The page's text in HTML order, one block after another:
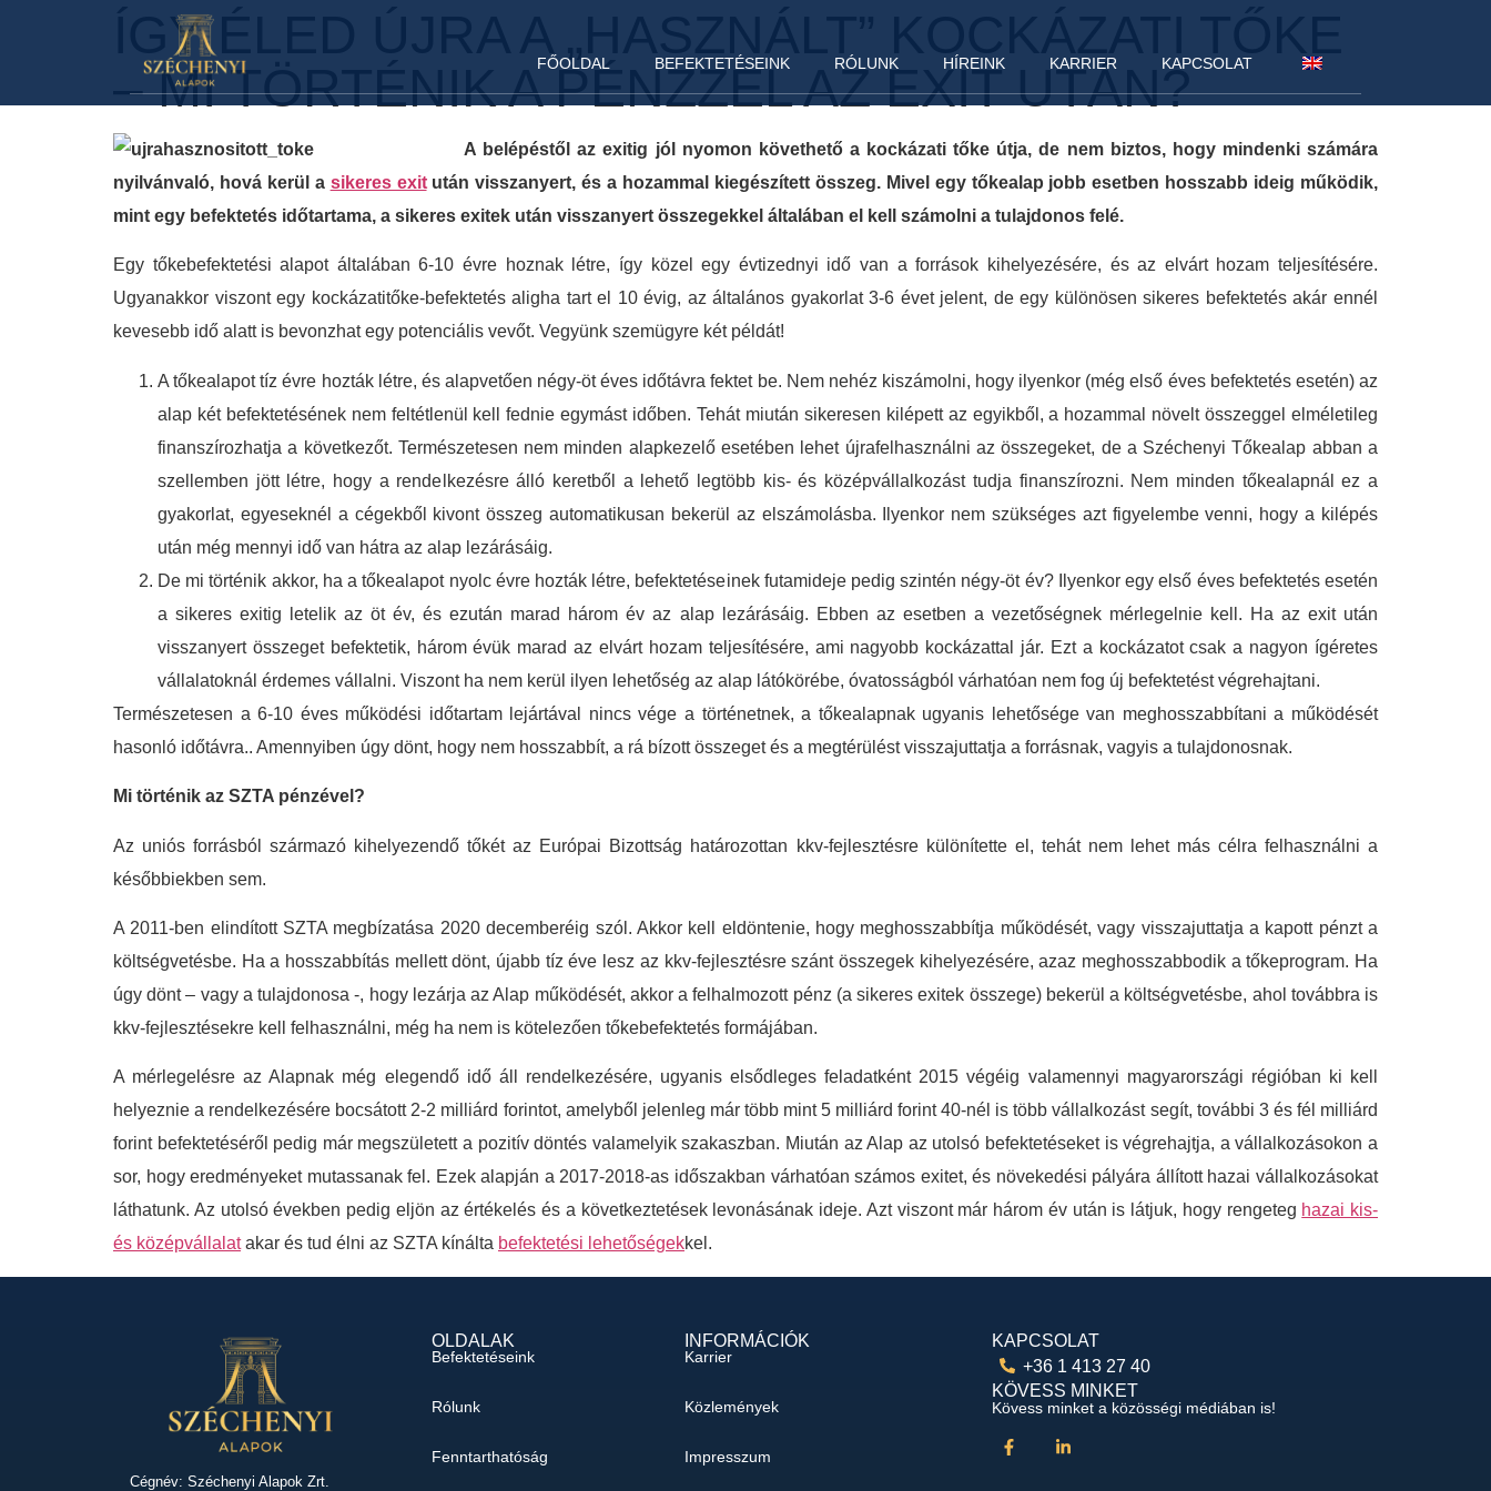
FŐOLDAL BEFEKTETÉSEINK RÓLUNK HÍREINK KARRIER KAPCSOLAT
ÍGY ÉLED ÚJRA A „HASZNÁLT” KOCKÁZATI TŐKE
– MI TÖRTÉNIK A PÉNZZEL AZ EXIT UTÁN?
A belépéstől az exitig jól nyomon követhető a kockázati tőke útja, de nem biztos, hogy mindenki számára
nyilvánvaló, hová kerül a sikeres exitután visszanyert, és a hozammal kiegészített összeg. Mivel egy tőkealap jobb esetben hosszabb ideig működik,
mint egy befektetés időtartama, a sikeres exitek után visszanyert összegekkel általában el kell számolni a tulajdonos felé.
Egy tőkebefektetési alapot általában 6-10 évre hoznak létre, így közel egy évtizednyi idő van a források kihelyezésére, és az elvárt hozam teljesítésére.
Ugyanakkor viszont egy kockázatitőke-befektetés aligha tart el 10 évig, az általános gyakorlat 3-6 évet jelent, de egy különösen sikeres befektetés akár ennél
kevesebb idő alatt is bevonzhat egy potenciális vevőt. Vegyünk szemügyre két példát!
A tőkealapot tíz évre hozták létre, és alapvetően négy-öt éves időtávra fektet be. Nem nehéz kiszámolni, hogy ilyenkor (még első éves befektetés esetén) az
alap két befektetésének nem feltétlenül kell fednie egymást időben. Tehát miután sikeresen kilépett az egyikből, a hozammal növelt összeggel elméletileg
finanszírozhatja a következőt. Természetesen nem minden alapkezelő esetében lehet újrafelhasználni az összegeket, de a Széchenyi Tőkealap abban a
szellemben jött létre, hogy a rendelkezésre álló keretből a lehető legtöbb kis- és középvállalkozást tudja finanszírozni. Nem minden tőkealapnál ez a
gyakorlat, egyeseknél a cégekből kivont összeg automatikusan bekerül az elszámolásba. Ilyenkor nem szükséges azt figyelembe venni, hogy a kilépés
után még mennyi idő van hátra az alap lezárásáig.
De mi történik akkor, ha a tőkealapot nyolc évre hozták létre, befektetéseinek futamideje pedig szintén négy-öt év? Ilyenkor egy első éves befektetés esetén
a sikeres exitig letelik az öt év, és ezután marad három év az alap lezárásáig. Ebben az esetben a vezetőségnek mérlegelnie kell. Ha az exit után
visszanyert összeget befektetik, három évük marad az elvárt hozam teljesítésére, ami nagyobb kockázattal jár. Ezt a kockázatot csak a nagyon ígéretes
vállalatoknál érdemes vállalni. Viszont ha nem kerül ilyen lehetőség az alap látókörébe, óvatosságból várhatóan nem fog új befektetést végrehajtani.
Természetesen a 6-10 éves működési időtartam lejártával nincs vége a történetnek, a tőkealapnak ugyanis lehetősége van meghosszabbítani a működését
hasonló időtávra.. Amennyiben úgy dönt, hogy nem hosszabbít, a rá bízott összeget és a megtérülést visszajuttatja a forrásnak, vagyis a tulajdonosnak.
Mi történik az SZTA pénzével?
Az uniós forrásból származó kihelyezendő tőkét az Európai Bizottság határozottan kkv-fejlesztésre különítette el, tehát nem lehet más célra felhasználni a
későbbiekben sem.
A 2011-ben elindított SZTA megbízatása 2020 decemberéig szól. Akkor kell eldöntenie, hogy meghosszabbítja működését, vagy visszajuttatja a kapott pénzt a
költségvetésbe. Ha a hosszabbítás mellett dönt, újabb tíz éve lesz az kkv-fejlesztésre szánt összegek kihelyezésére, azaz meghosszabbodik a tőkeprogram. Ha
úgy dönt – vagy a tulajdonosa -, hogy lezárja az Alap működését, akkor a felhalmozott pénz (a sikeres exitek összege) bekerül a költségvetésbe, ahol továbbra is
kkv-fejlesztésekre kell felhasználni, még ha nem is kötelezően tőkebefektetés formájában.
A mérlegelésre az Alapnak még elegendő idő áll rendelkezésére, ugyanis elsődleges feladatként 2015 végéig valamennyi magyarországi régióban ki kell
helyeznie a rendelkezésére bocsátott 2-2 milliárd forintot, amelyből jelenleg már több mint 5 milliárd forint 40-nél is több vállalkozást segít, további 3 és fél milliárd
forint befektetéséről pedig már megszületett a pozitív döntés valamelyik szakaszban. Miután az Alap az utolsó befektetéseket is végrehajtja, a vállalkozásokon a
sor, hogy eredményeket mutassanak fel. Ezek alapján a 2017-2018-as időszakban várhatóan számos exitet, és növekedési pályára állított hazai vállalkozásokat
láthatunk. Az utolsó években pedig eljön az értékelés és a következtetések levonásának ideje. Azt viszont már három év után is látjuk, hogy rengeteg hazai kis-
és középvállalatakar és tud élni az SZTA kínálta befektetési lehetőségekkel.
Cégnév: Széchenyi Alapok Zrt.
OLDALAK
Befektetéseink
Rólunk
Fenntarthatóság
INFORMÁCIÓK
Karrier
Közlemények
Impresszum
KAPCSOLAT
+36 1 413 27 40
KÖVESS MINKET
Kövess minket a közösségi médiában is!